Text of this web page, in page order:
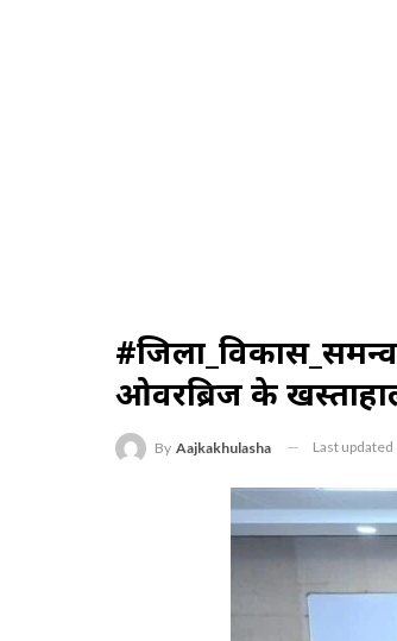
ओवरब्रिज के
By Aajkakhulasha Last updated